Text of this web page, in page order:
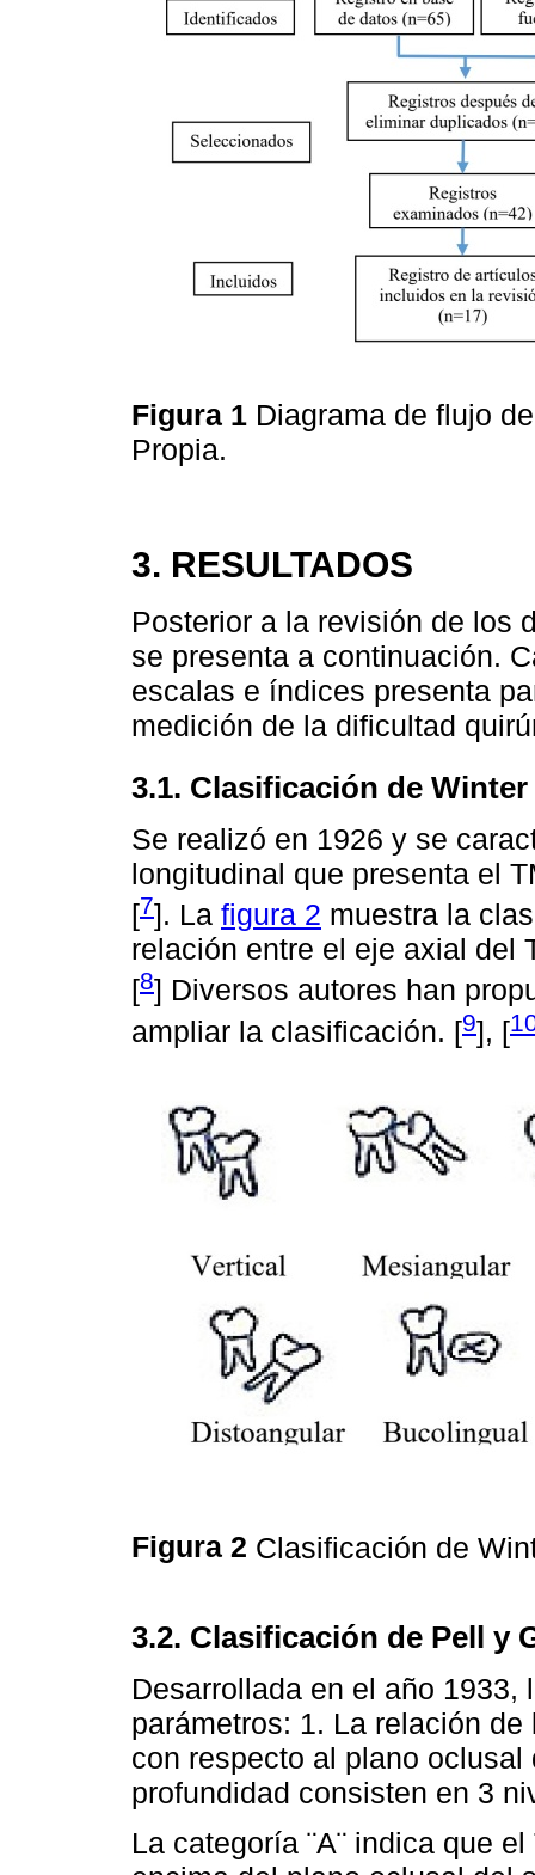
Figura 1 Diagrama de flujo
Propia.
3. RESULTADOS
Posterior a la revisión de los
se presenta a continuación.
escalas e índices presenta
medición de la dificultad
3.1. Clasificación de Winter
Se realizó en 1926 y se
longitudinal que presenta el
[7]. La figura 2 muestra la
relación entre el eje axial del
[8] Diversos autores han
ampliar la clasificación. [9], [
Figura 2 Clasificación de
3.2. Clasificación de Pell y
Desarrollada en el año
parámetros: 1. La relación
con respecto al plano
profundidad consisten en 3
La categoría ¨A¨ indica que